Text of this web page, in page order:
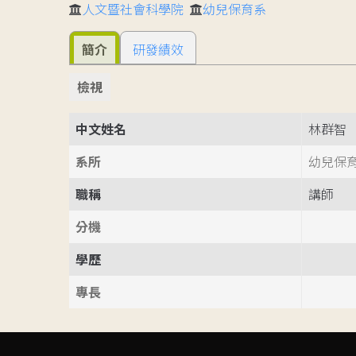
人文暨社會科學院 幼兒保育系
簡介
研發績效
檢視
中文姓名
林群智
系所
幼兒保
職稱
講師
分機
學歷
專長